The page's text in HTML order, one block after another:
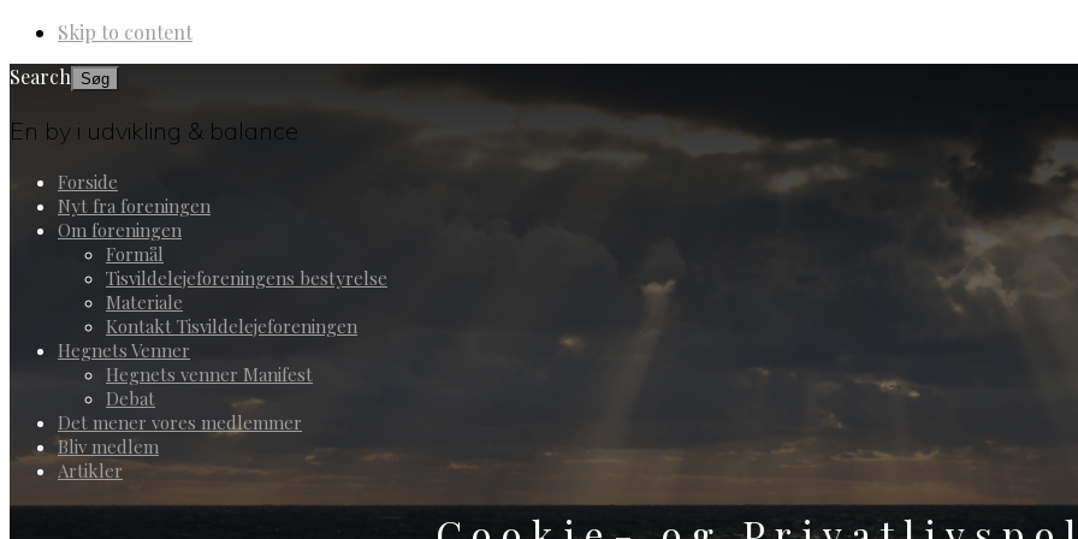
Skip to content
Search
En by i udvikling & balance
Forside
Nyt fra foreningen
Om foreningen
Formål
Tisvildelejeforeningens bestyrelse
Materiale
Kontakt Tisvildelejeforeningen
Hegnets Venner
Hegnets venner Manifest
Debat
Det mener vores medlemmer
Bliv medlem
Artikler